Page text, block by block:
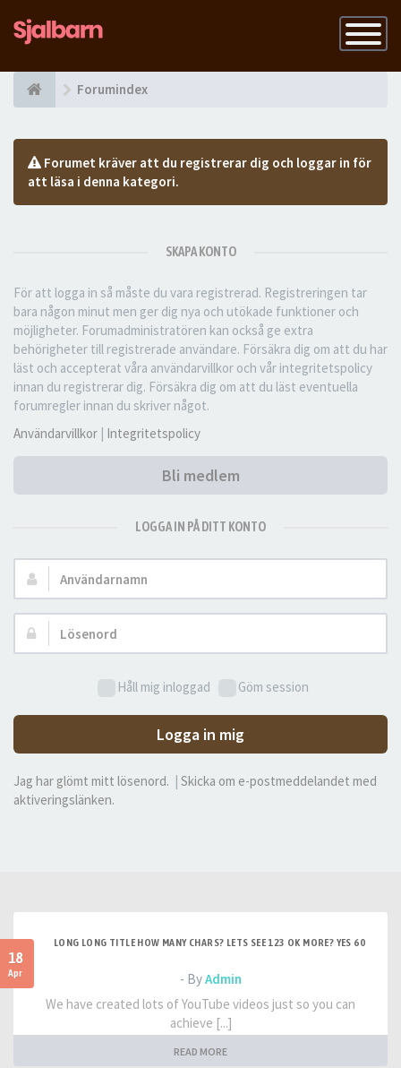
Slå
på
Forumindex
Forumet kräver att du registrerar dig och loggar in för
att läsa i denna kategori.
SKAPA KONTO
För att logga in så måste du vara registrerad. Registreringen tar
bara någon minut men ger dig nya och utökade funktioner och
möjligheter. Forumadministratören kan också ge extra
behörigheter till registrerade användare. Försäkra dig om att du har
läst och accepterat våra användarvillkor och vår integritetspolicy
innan du registrerar dig. Försäkra dig om att du läst eventuella
forumregler innan du skriver något.
Användarvillkor | Integritetspolicy
Bli medlem
LOGGA IN PÅ DITT KONTO
Användarnamn:
Lösenord:
Håll mig inloggad Göm session
Logga in mig
Jag har glömt mitt lösenord.
Skicka om e-postmeddelandet med
aktiveringslänken.
18
Apr
LONG LONG TITLE HOW MANY CHARS? LETS SEE 123 OK MORE? YES 60
- ByAdmin
We have created lots of YouTube videos just so you can
achieve [...]
READ MORE